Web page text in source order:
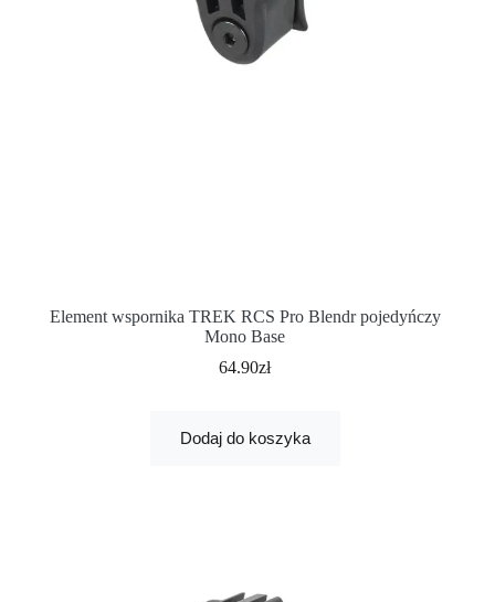
Element wspornika TREK RCS Pro Blendr pojedyńczy
Mono Base
64.90zł
Dodaj do koszyka